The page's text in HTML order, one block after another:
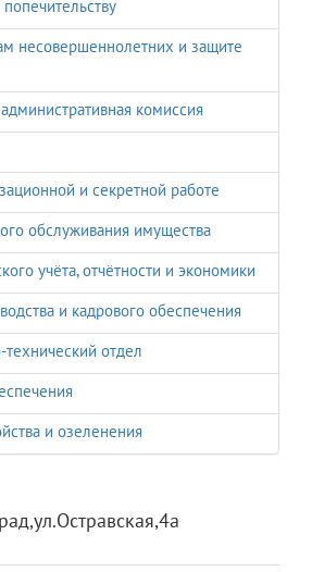
несовершеннолетних и защите
комиссия
и секретной работе
обслуживания имущества
учёта, отчётности и экономики
и кадрового обеспечения
отдел
и озеленения